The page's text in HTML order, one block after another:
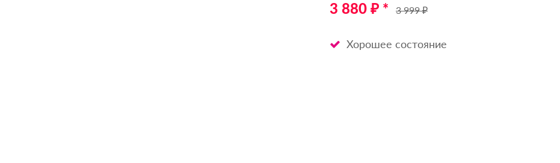
3 880 ₽ * 3 999 ₽
Хорошее состояние